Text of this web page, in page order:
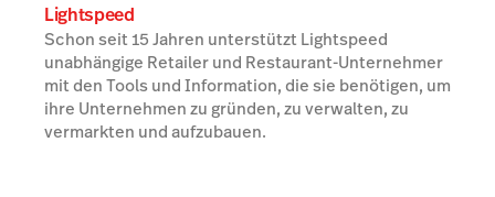
Lightspeed
Schon seit 15 Jahren unterstützt Lightspeed
unabhängige Retailer und Restaurant-Unternehmer
mit den Tools und Information, die sie benötigen, um
ihre Unternehmen zu gründen, zu verwalten, zu
vermarkten und aufzubauen.